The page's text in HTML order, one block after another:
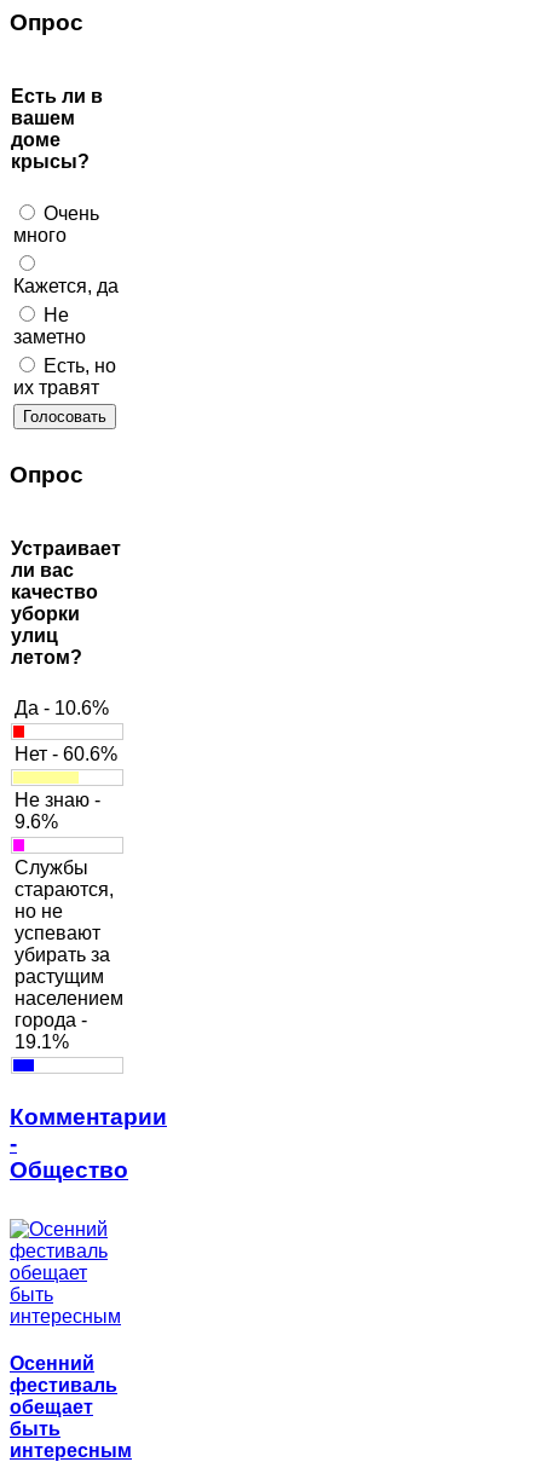
Опрос
Есть ли в
вашем
доме
крысы?
Очень
много
Кажется, да
Не
заметно
Есть, но
их травят
Опрос
Устраивает
ли вас
качество
уборки
улиц
летом?
Да - 10.6%
Нет - 60.6%
Не знаю -
9.6%
Службы
стараются,
но не
успевают
убирать за
растущим
населением
города -
19.1%
Комментарии
-
Общество
Осенний
фестиваль
обещает
быть
интересным